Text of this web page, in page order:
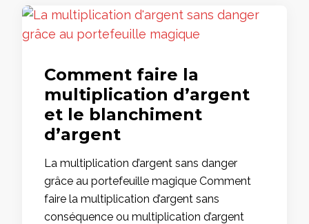
Comment faire la
multiplication d’argent
et le blanchiment
d’argent
La multiplication d’argent sans danger
grâce au portefeuille magique Comment
faire la multiplication d’argent sans
conséquence ou multiplication d’argent